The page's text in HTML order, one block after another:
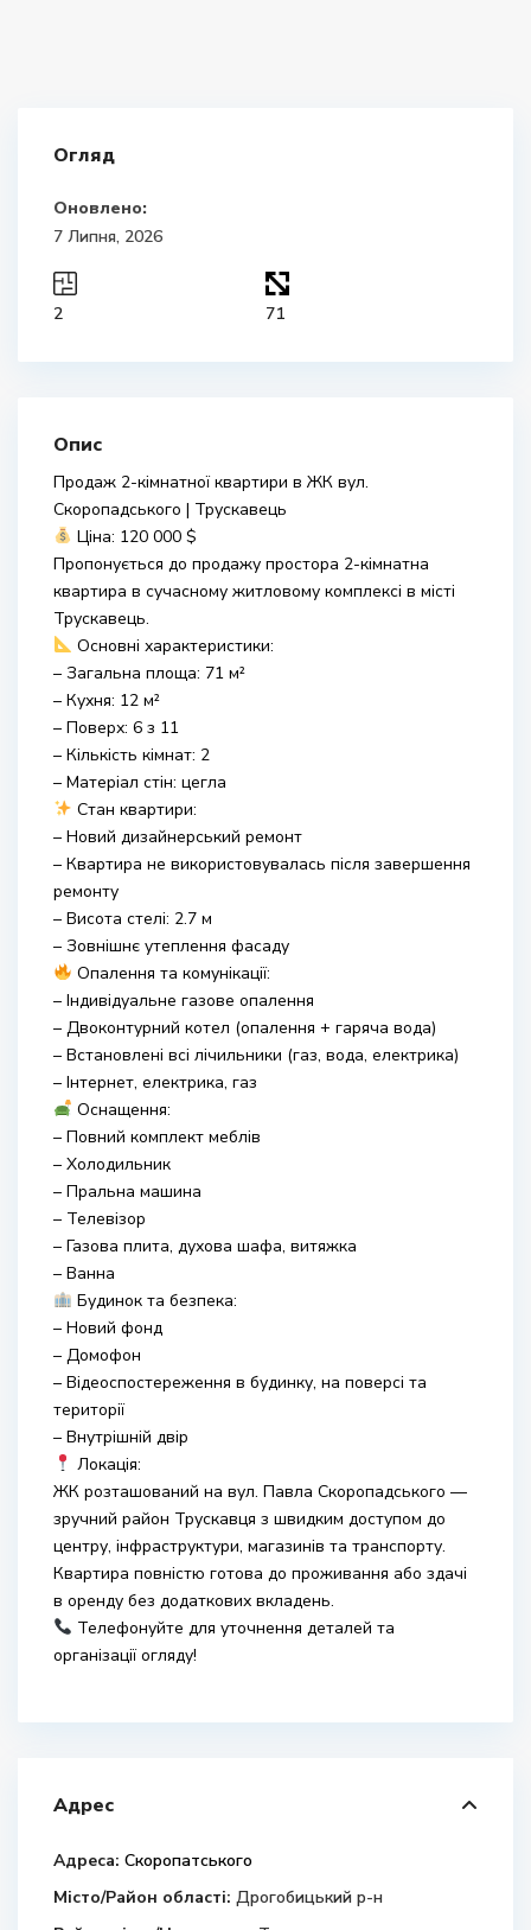
Огляд
Оновлено:
7 Липня, 2026
2 71
Опис
Продаж 2-кімнатної квартири в ЖК вул.
Скоропадського | Трускавець
Ціна: 120 000 $
Пропонується до продажу простора 2-кімнатна
квартира в сучасному житловому комплексі в місті
Трускавець.
Основні характеристики:
– Загальна площа: 71 м²
– Кухня: 12 м²
– Поверх: 6 з 11
– Кількість кімнат: 2
– Матеріал стін: цегла
Стан квартири:
– Новий дизайнерський ремонт
– Квартира не використовувалась після завершення
ремонту
– Висота стелі: 2.7 м
– Зовнішнє утеплення фасаду
Опалення та комунікації:
– Індивідуальне газове опалення
– Двоконтурний котел (опалення + гаряча вода)
– Встановлені всі лічильники (газ, вода, електрика)
– Інтернет, електрика, газ
Оснащення:
– Повний комплект меблів
– Холодильник
– Пральна машина
– Телевізор
– Газова плита, духова шафа, витяжка
– Ванна
Будинок та безпека:
– Новий фонд
– Домофон
– Відеоспостереження в будинку, на поверсі та
території
– Внутрішній двір
Локація:
ЖК розташований на вул. Павла Скоропадського —
зручний район Трускавця з швидким доступом до
центру, інфраструктури, магазинів та транспорту.
Квартира повністю готова до проживання або здачі
в оренду без додаткових вкладень.
Телефонуйте для уточнення деталей та
організації огляду!
Адрес
Адреса: Скоропатського
Місто/Район області: Дрогобицький р-н